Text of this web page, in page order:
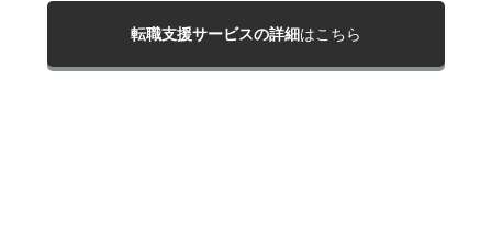
転職支援サービスの詳細はこちら